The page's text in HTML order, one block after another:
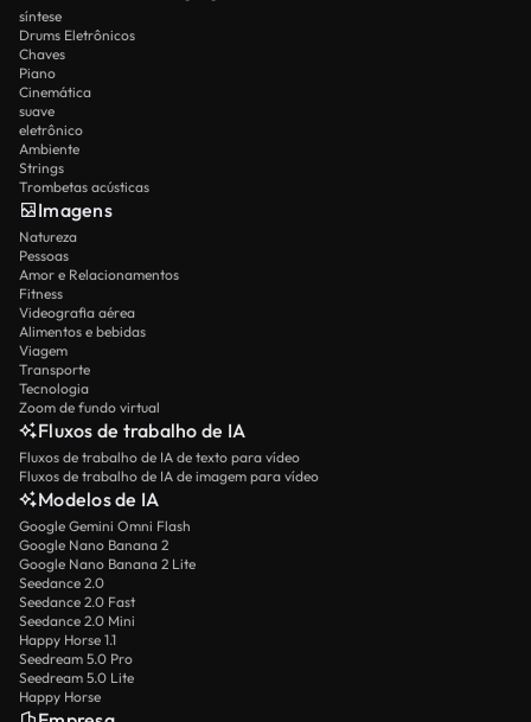
síntese
Drums Eletrônicos
Chaves
Piano
Cinemática
suave
eletrônico
Ambiente
Strings
Trombetas acústicas
Imagens
Natureza
Pessoas
Amor e Relacionamentos
Fitness
Videografia aérea
Alimentos e bebidas
Viagem
Transporte
Tecnologia
Zoom de fundo virtual
Fluxos de trabalho de IA
Fluxos de trabalho de IA de texto para vídeo
Fluxos de trabalho de IA de imagem para vídeo
Modelos de IA
Google Gemini Omni Flash
Google Nano Banana 2
Google Nano Banana 2 Lite
Seedance 2.0
Seedance 2.0 Fast
Seedance 2.0 Mini
Happy Horse 1.1
Seedream 5.0 Pro
Seedream 5.0 Lite
Happy Horse